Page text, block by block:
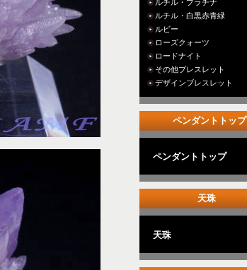
ルチル・プラチナ
ルチル・白黒赤青緑
ルビー
ローズクォーツ
ロードナイト
その他ブレスレット
デザインブレスレット
ペンダントトップ
ペンダントトップ
天珠
天珠